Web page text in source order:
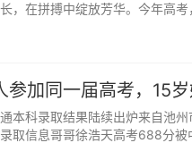
子自取即可，让他拥有完整
考话题，不要当着孩子面
这种无形的攀比，最容易
，在拼搏中绽放芳华。今年高
参加同一届高考，15
科大！
本科录取结果陆续出炉来自池
取信息哥哥徐浩天高考688分